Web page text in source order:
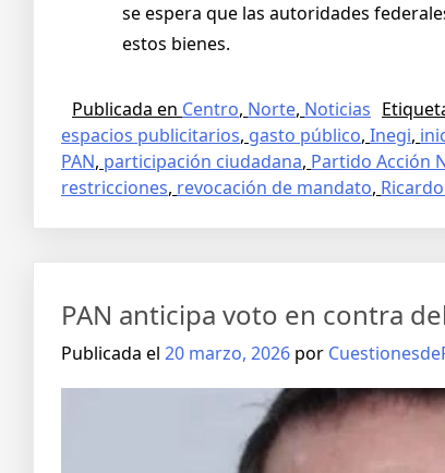
se espera que las autoridades
estos bienes.
Publicada en Centro, Norte, Noticias
espacios publicitarios, gasto público, Inegi,
PAN, participación ciudadana, Partido Acción
restricciones, revocación de mandato,
PAN anticipa voto en contra
Publicada el 20 marzo, 2026 por